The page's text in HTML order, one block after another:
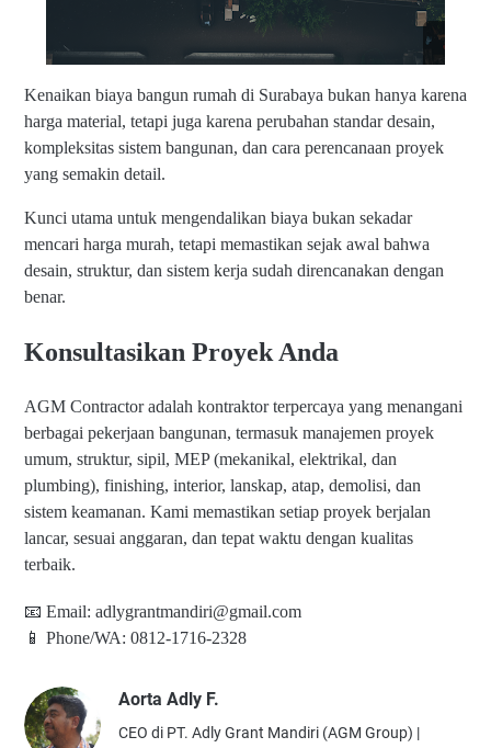
s
Kenaikan biaya bangun rumah di Surabaya bukan hanya karena
harga material, tetapi juga karena perubahan standar desain,
kompleksitas sistem bangunan, dan cara perencanaan proyek
yang semakin detail.
Kunci utama untuk mengendalikan biaya bukan sekadar
mencari harga murah, tetapi memastikan sejak awal bahwa
desain, struktur, dan sistem kerja sudah direncanakan dengan
benar.
Konsultasikan Proyek Anda
AGM Contractor adalah kontraktor terpercaya yang menangani
berbagai pekerjaan bangunan, termasuk manajemen proyek
umum, struktur, sipil, MEP (mekanikal, elektrikal, dan
plumbing), finishing, interior, lanskap, atap, demolisi, dan
sistem keamanan. Kami memastikan setiap proyek berjalan
lancar, sesuai anggaran, dan tepat waktu dengan kualitas
terbaik.
📧 Email: adlygrantmandiri@gmail.com
📱 Phone/WA: 0812-1716-2328
Aorta Adly F.
CEO di PT. Adly Grant Mandiri (AGM Group) |